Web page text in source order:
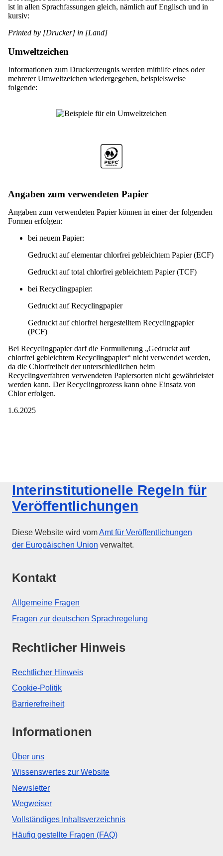
Interinstitutionelle Regeln für
Veröffentlichungen
Diese Website wird vomAmt für Veröffentlichungen
der Europäischen Union verwaltet.
Kontakt
Allgemeine Fragen
Fragen zur deutschen Sprachregelung
Rechtlicher Hinweis
Rechtlicher Hinweis
Cookie-Politik
Barrierefreiheit
Informationen
Über uns
Wissenswertes zur Website
Newsletter
Wegweiser
Vollständiges Inhaltsverzeichnis
Häufig gestellte Fragen (FAQ)